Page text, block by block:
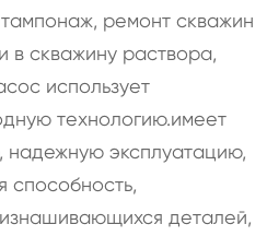
ремонт скважин
в скважину раствора,
использует
технологию.имеет
эксплуатацию,
деталей,